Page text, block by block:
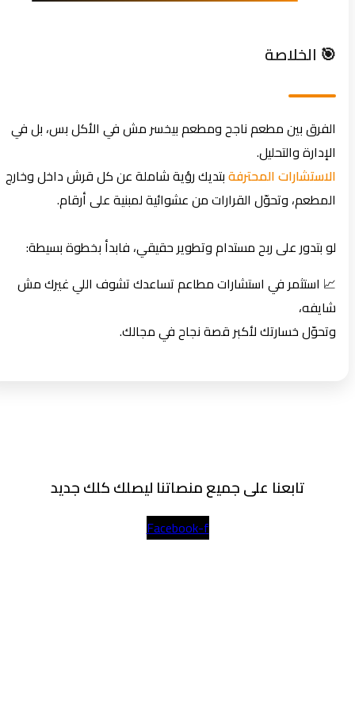
🎯 الخلاصة
الفرق بين مطعم ناجح ومطعم بيخسر مش في الأكل بس، بل في
الإدارة والتحليل.
الاستشارات المحترفةبتديك رؤية شاملة عن كل قرش داخل وخارج
المطعم، وتحوّل القرارات من عشوائية لمبنية على أرقام.
لو بتدور على ربح مستدام وتطوير حقيقي، فابدأ بخطوة بسيطة:
📈 استثمر في استشارات مطاعم تساعدك تشوف اللي غيرك مش
شايفه،
وتحوّل خسارتك لأكبر قصة نجاح في مجالك.
تابعنا على جميع منصاتنا ليصلك كلك جديد
Facebook-f